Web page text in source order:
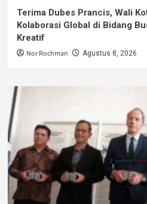
Terima Dubes Prancis, Wali
Kolaborasi Global di Bidang
Kreatif
Nor Rochman Agustus 8, 2026